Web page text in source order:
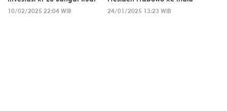
10/02/2025 22:04 WIB
24/01/2025 13:23 WIB